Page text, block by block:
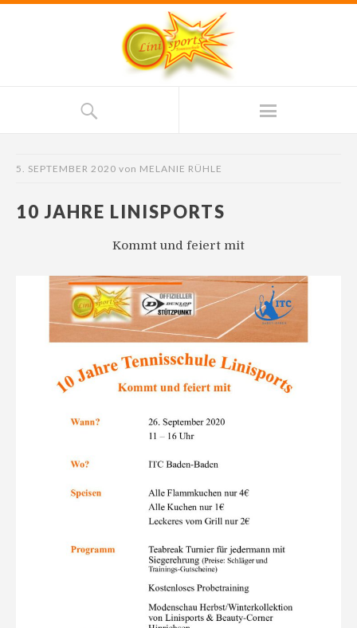
5. SEPTEMBER 2020 von MELANIE RÜHLE
10 JAHRE LINISPORTS
Kommt und feiert mit